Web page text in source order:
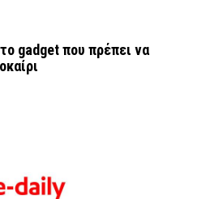
gadget που πρέπει να